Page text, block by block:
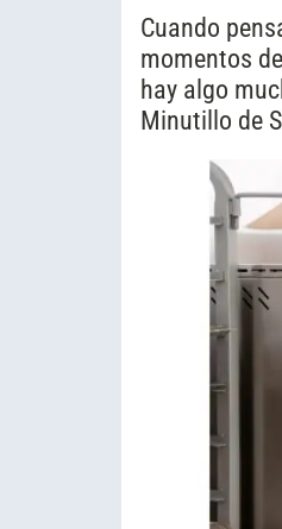
Cuando
momentos
hay algo
Minutillo de